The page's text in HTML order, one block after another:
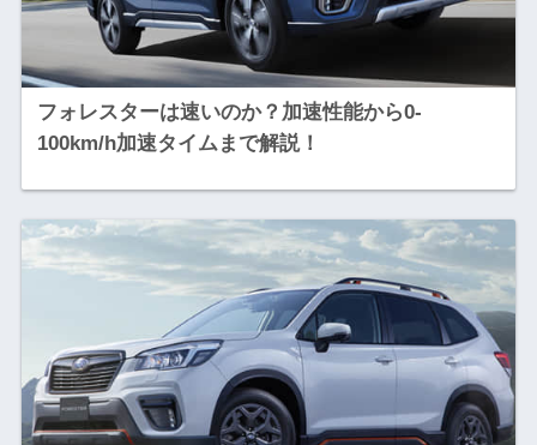
フォレスターは速いのか？加速性能から0-
100km/h加速タイムまで解説！